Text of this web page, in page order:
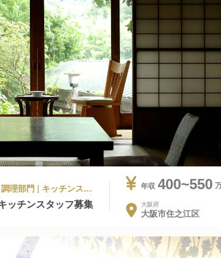
シティホテル, ビジネスホテル, その他ホテル | 調理部門 | キッチンスタッフ
ッチンスタッフ募集
年収 400~550
大阪府
大阪市住之江区